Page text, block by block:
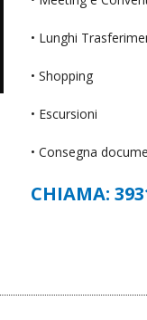
• Lunghi
• Shopping
• Escursioni
• Consegna
CHIAMA: